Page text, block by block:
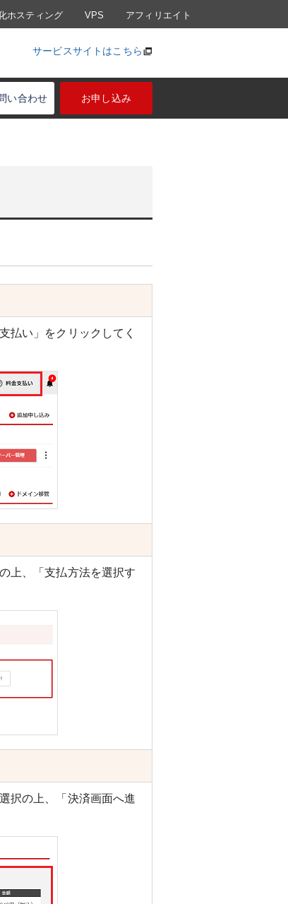
ホスティング VPS アフィリエイト
サービスサイトはこちら
い合わせ お申し込み
払い」をクリックしてく
上、「支払方法を選択す
択の上、「決済画面へ進